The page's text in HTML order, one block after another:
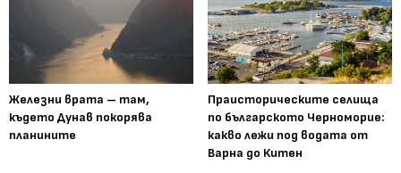
Железни врата – там,
където Дунав покорява
планините
Праисторическите селища
по българското Черноморие:
какво лежи под водата от
Варна до Китен